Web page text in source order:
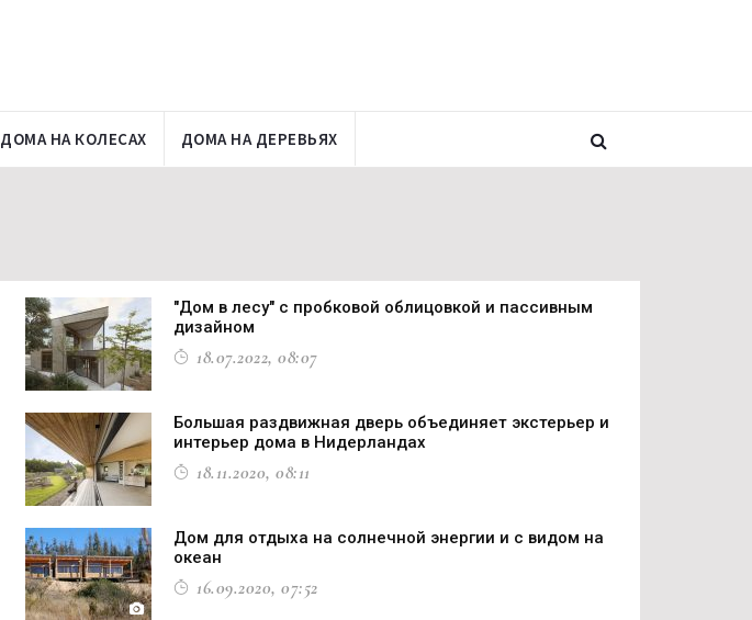
ДОМА НА КОЛЕСАХ ДОМА НА ДЕРЕВЬЯХ
"Дом в лесу" с пробковой облицовкой и пассивным
дизайном
18.07.2022, 08:07
Большая раздвижная дверь объединяет экстерьер и
интерьер дома в Нидерландах
18.11.2020, 08:11
Дом для отдыха на солнечной энергии и с видом на
океан
16.09.2020, 07:52